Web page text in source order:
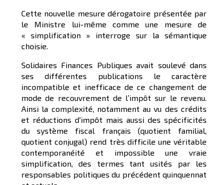
Cette nouvelle mesure dérogatoire présentée par
le Ministre lui-même comme une mesure de
« simplification » interroge sur la sémantique
choisie.
Solidaires Finances Publiques avait soulevé dans
ses différentes publications le caractère
incompatible et inefficace de ce changement de
mode de recouvrement de l’impôt sur le revenu.
Ainsi la complexité, notamment au vu des crédits
et réductions d'impôt mais aussi des spécificités
du système fiscal français (quotient familial,
quotient conjugal) rend très difficile une véritable
contemporanéité et impossible une vraie
simplification, des termes tant usités par les
responsables politiques du précédent quinquennat